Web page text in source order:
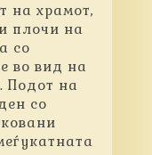
на храмот,
плочи на
со
во вид на
Подот на
со